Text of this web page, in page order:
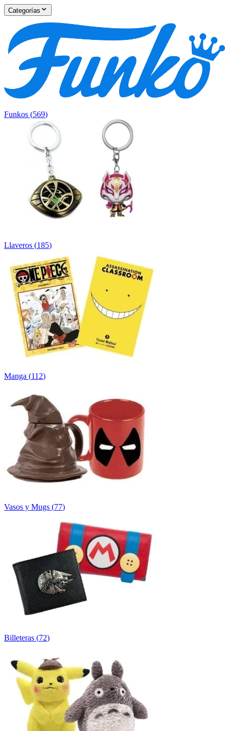
Categorías
Funkos (569)
Llaveros (185)
Manga (112)
Vasos y Mugs (77)
Billeteras (72)